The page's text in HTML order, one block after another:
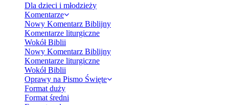
Dla dzieci i młodzieży
Komentarze
Nowy Komentarz Biblijny
Komentarze liturgiczne
Wokół Biblii
Nowy Komentarz Biblijny
Komentarze liturgiczne
Wokół Biblii
Oprawy na Pismo Święte
Format duży
Format średni